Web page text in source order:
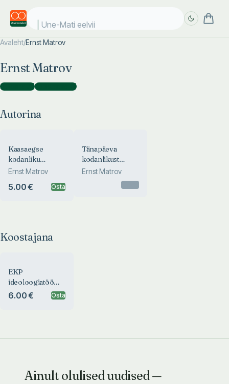
Une-Mati eelviim
Avaleht/Ernst Matrov
Ernst Matrov
Autorina )Koostajana )
Autorina
Kaasaegse
kodanliku
sotsioloogia
Ernst Matrov
5.00 € Osta
Tänapäeva
kodanlikust
sotsioloogiast
Ernst Matrov
Koostajana
EKP
ideoloogiatöö
kogemusi
6.00 € Osta
Ainult olulised uudised —